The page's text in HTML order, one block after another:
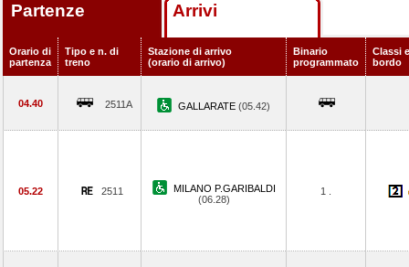
Partenze Arrivi
Orario di
partenza
Tipo e n. di
treno
Stazione di arrivo
(orario di arrivo)
Binario
programmato
Classi
bordo
04.40 2511A GALLARATE (05.42)
05.22 2511
MILANO P.GARIBALDI
(06.28)
1 .